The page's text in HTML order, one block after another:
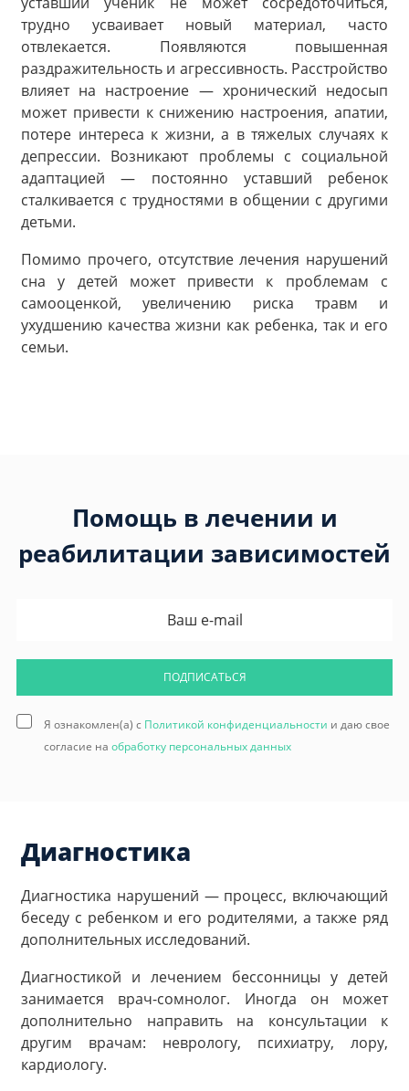
трудно усваивает новый материал, часто
отвлекается. Появляются повышенная
раздражительность и агрессивность. Расстройство
влияет на настроение — хронический недосып
может привести к снижению настроения, апатии,
потере интереса к жизни, а в тяжелых случаях к
депрессии. Возникают проблемы с социальной
адаптацией — постоянно уставший ребенок
сталкивается с трудностями в общении с другими
детьми.
Помимо прочего, отсутствие лечения нарушений
сна у детей может привести к проблемам с
самооценкой, увеличению риска травм и
ухудшению качества жизни как ребенка, так и его
семьи.
Помощь в лечении и
реабилитации зависимостей
ПОДПИСАТЬСЯ
Я ознакомлен(а) с Политикой конфиденциальности и даю свое
согласие на обработку персональных данных
Диагностика
Диагностика нарушений — процесс, включающий
беседу с ребенком и его родителями, а также ряд
дополнительных исследований.
Диагностикой и лечением бессонницы у детей
занимается врач-сомнолог. Иногда он может
дополнительно направить на консультации к
другим врачам: неврологу, психиатру, лору,
кардиологу.